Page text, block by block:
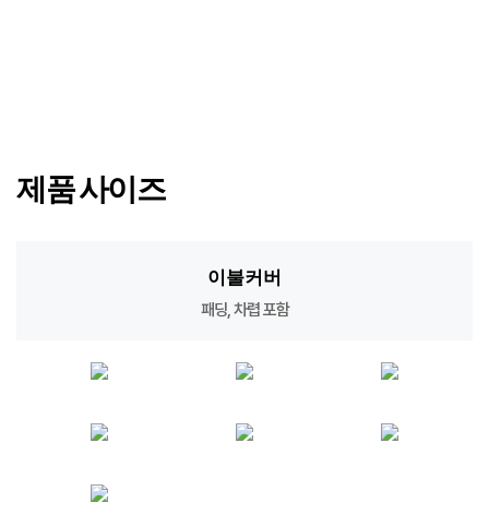
제품 사이즈
이불커버
패딩, 차렵 포함